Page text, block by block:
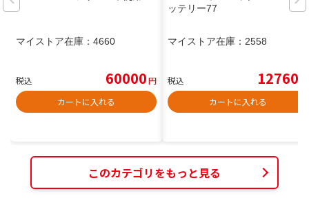
マイストア在庫： 4660
税込 60000円
カートに入れる
ッテリー77
マイストア在庫： 2558
税込 12760
カートに入れる
このカテゴリをもっと見る